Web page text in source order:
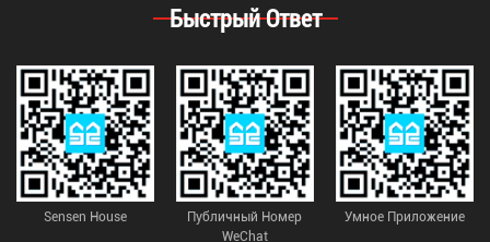
Быстрый Ответ
Sensen House
Публичный Номер
WeChat
Умное Приложение